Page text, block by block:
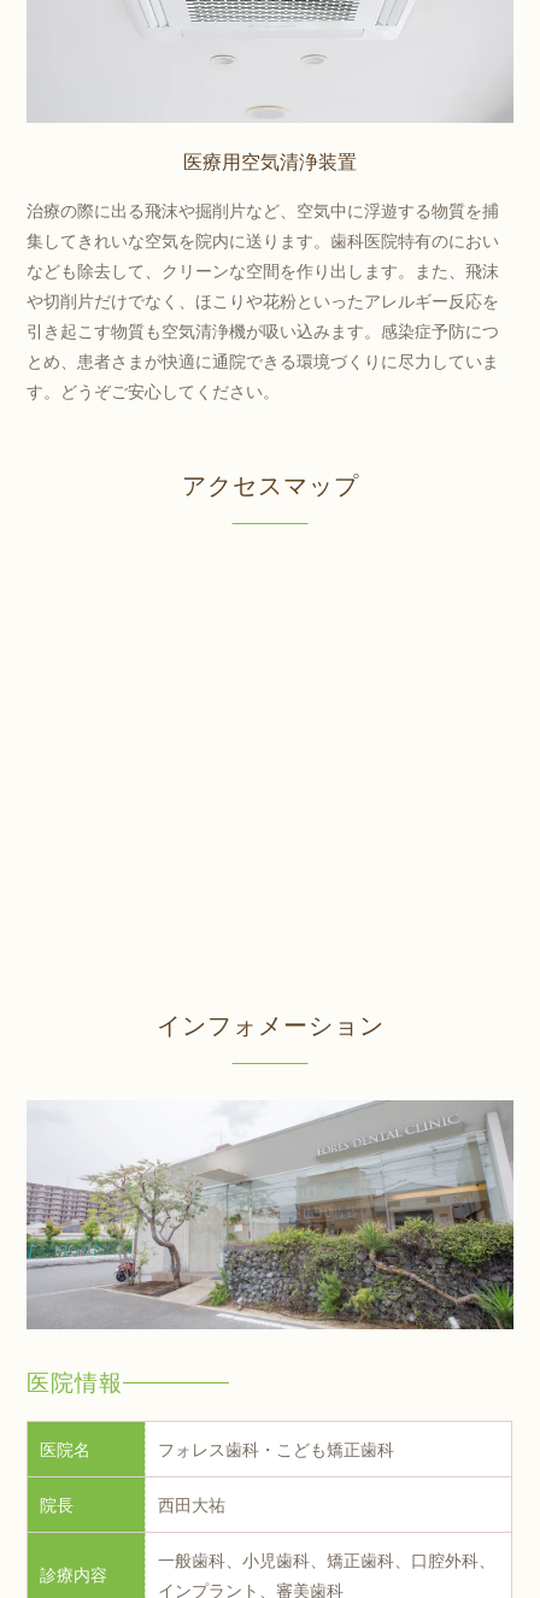
医療用空気清浄装置
治療の際に出る飛沫や掘削片など、空気中に浮遊する物質を捕
集してきれいな空気を院内に送ります。歯科医院特有のにおい
なども除去して、クリーンな空間を作り出します。また、飛沫
や切削片だけでなく、ほこりや花粉といったアレルギー反応を
引き起こす物質も空気清浄機が吸い込みます。感染症予防につ
とめ、患者さまが快適に通院できる環境づくりに尽力していま
す。どうぞご安心してください。
アクセスマップ
インフォメーション
医院情報
医院名 フォレス歯科・こども矯正歯科
院長 西田大祐
診療内容
一般歯科、小児歯科、矯正歯科、口腔外科、
インプラント、審美歯科